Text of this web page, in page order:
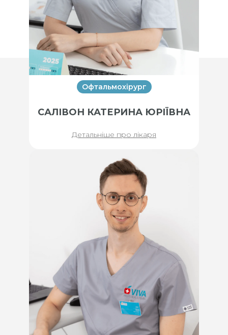
Офтальмохірург
САЛІВОН КАТЕРИНА ЮРІЇВНА
Детальніше про лікаря